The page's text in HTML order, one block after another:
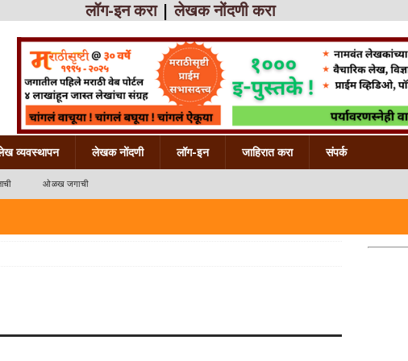
लॉग-इन करा|लेखक नोंदणी करा
व्यवस्थापन लेखक नोंदणी लॉग-इन जाहिरात करा संपर्क
ओळख जगाची